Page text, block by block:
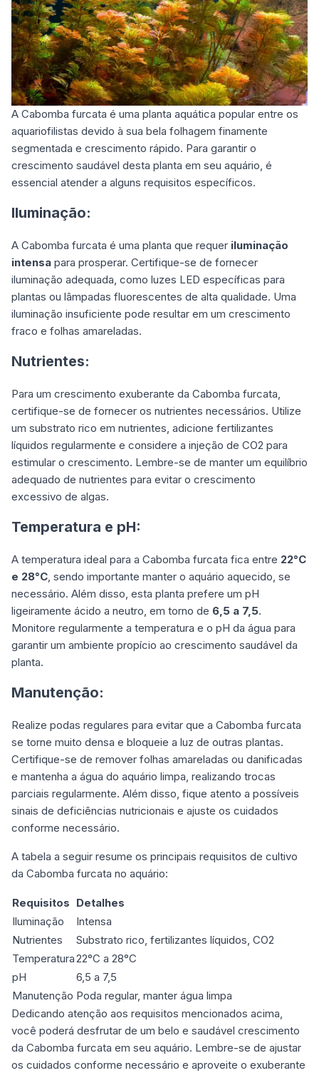
A Cabomba furcata é uma planta aquática popular entre os
aquariofilistas devido à sua bela folhagem finamente
segmentada e crescimento rápido. Para garantir o
crescimento saudável desta planta em seu aquário, é
essencial atender a alguns requisitos específicos.
Iluminação:
A Cabomba furcata é uma planta que requer iluminação
intensa para prosperar. Certifique-se de fornecer
iluminação adequada, como luzes LED específicas para
plantas ou lâmpadas fluorescentes de alta qualidade. Uma
iluminação insuficiente pode resultar em um crescimento
fraco e folhas amareladas.
Nutrientes:
Para um crescimento exuberante da Cabomba furcata,
certifique-se de fornecer os nutrientes necessários. Utilize
um substrato rico em nutrientes, adicione fertilizantes
líquidos regularmente e considere a injeção de CO2 para
estimular o crescimento. Lembre-se de manter um equilíbrio
adequado de nutrientes para evitar o crescimento
excessivo de algas.
Temperatura e pH:
A temperatura ideal para a Cabomba furcata fica entre 22°C
e 28°C, sendo importante manter o aquário aquecido, se
necessário. Além disso, esta planta prefere um pH
ligeiramente ácido a neutro, em torno de 6,5 a 7,5.
Monitore regularmente a temperatura e o pH da água para
garantir um ambiente propício ao crescimento saudável da
planta.
Manutenção:
Realize podas regulares para evitar que a Cabomba furcata
se torne muito densa e bloqueie a luz de outras plantas.
Certifique-se de remover folhas amareladas ou danificadas
e mantenha a água do aquário limpa, realizando trocas
parciais regularmente. Além disso, fique atento a possíveis
sinais de deficiências nutricionais e ajuste os cuidados
conforme necessário.
A tabela a seguir resume os principais requisitos de cultivo
da Cabomba furcata no aquário:
Requisitos Detalhes
Iluminação
Intensa
Nutrientes
Substrato rico, fertilizantes líquidos, CO2
Temperatura22°C a 28°C
pH
6,5 a 7,5
Manutenção Poda regular, manter água limpa
Dedicando atenção aos requisitos mencionados acima,
você poderá desfrutar de um belo e saudável crescimento
da Cabomba furcata em seu aquário. Lembre-se de ajustar
os cuidados conforme necessário e aproveite o exuberante